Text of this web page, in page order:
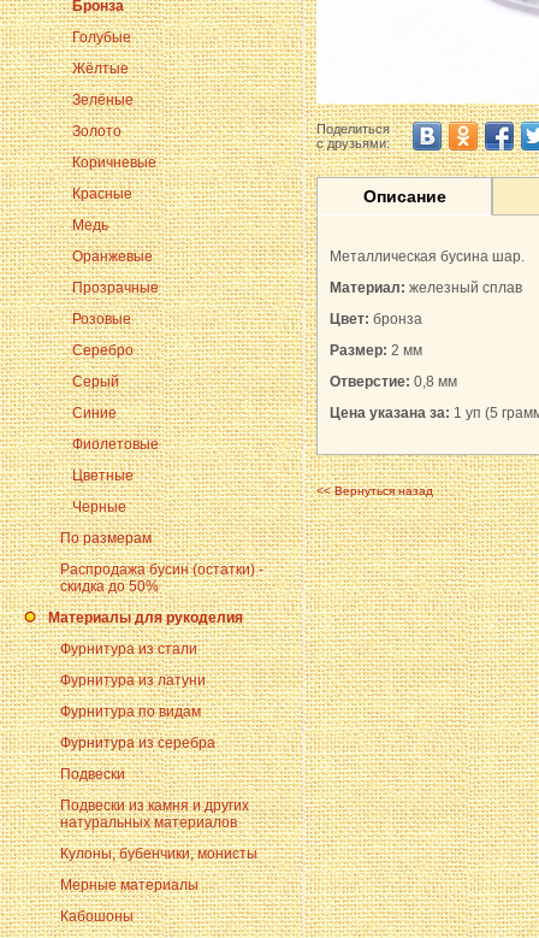
Бронза
Голубые
Жёлтые
Зелёные
Золото
Коричневые
Красные
Медь
Оранжевые
Прозрачные
Розовые
Серебро
Серый
Синие
Фиолетовые
Цветные
Черные
По размерам
Распродажа бусин (остатки) -
скидка до 50%
Материалы для рукоделия
Фурнитура из стали
Фурнитура из латуни
Фурнитура по видам
Фурнитура из серебра
Подвески
Подвески из камня и других
натуральных материалов
Кулоны, бубенчики, монисты
Мерные материалы
Кабошоны
Поделиться
с друзьями:
Описание
Металлическая бусина шар.
Материал: железный сплав
Цвет: бронза
Размер: 2 мм
Отверстие: 0,8 мм
Цена указана за: 1 уп (5
<< Вернуться назад